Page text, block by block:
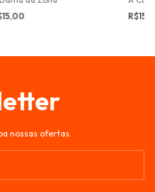
nossas ofertas.